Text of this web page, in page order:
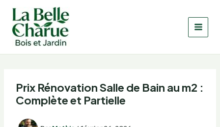
contenu
Prix Rénovation Salle de Bain au m2 :
Complète et Partielle